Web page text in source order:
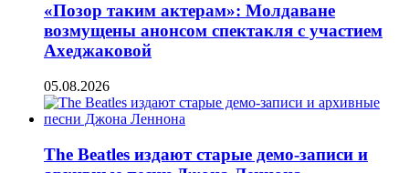
«Позор таким актерам»: Молдаване
возмущены анонсом спектакля с участием
Ахеджаковой
05.08.2026
The Beatles издают старые демо-записи и